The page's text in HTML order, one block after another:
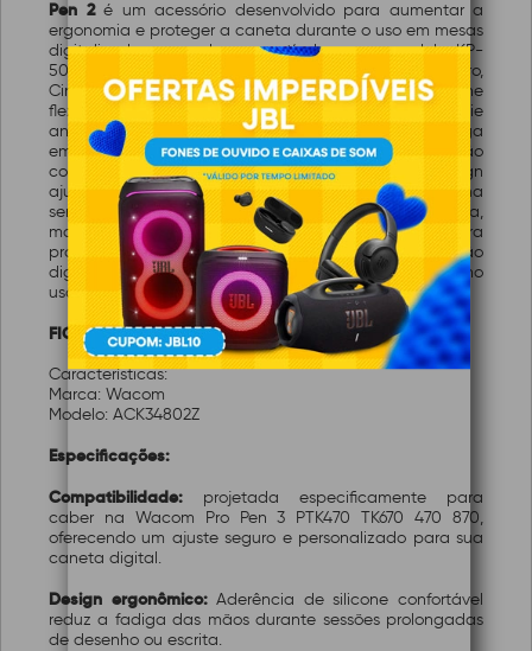
Pen 2é um acessório desenvolvido para aumentar a
ergonomia e proteger a caneta durante o uso em mesas
digitalizadoras, sendo compatível com o modelo KP-
504E utilizado em dispositivos como Wacom Intuos Pro,
Cintiq Pro e MobileStudio Pro. Fabricada em silicone
flexível de alta aderência, proporciona superfície
antiderrapante que melhora o controle e reduz a fadiga
em sessões prolongadas, além de oferecer proteção
contra riscos, sujeira e pequenos impactos. Seu design
ajustável permite encaixe preciso sem interferir na
sensibilidade e nos 8192 níveis de pressão da caneta,
mantendo a precisão do traço. Indicada para
profissionais de ilustração, design gráfico e edição
digital que buscam maior conforto e durabilidade no
uso contínuo.
FICHA TÉCNICA:
Características:
Marca: Wacom
Modelo: ACK34802Z
Especificações:
Compatibilidade: projetada especificamente para
caber na Wacom Pro Pen 3 PTK470 TK670 470 870,
oferecendo um ajuste seguro e personalizado para sua
caneta digital.
Design ergonômico:Aderência de silicone confortável
reduz a fadiga das mãos durante sessões prolongadas
de desenho ou escrita.